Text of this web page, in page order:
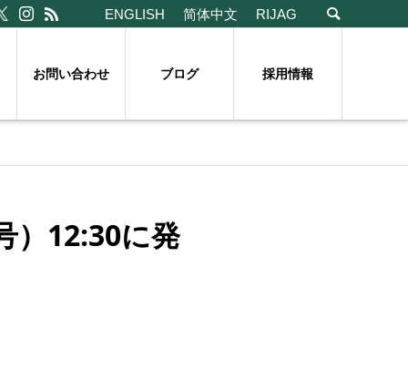
ENGLISH 简体中文 RIJAG
お問い合わせ ブログ 採用情報
）12:30に発